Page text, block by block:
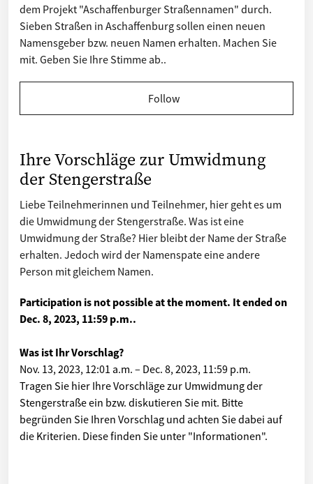
dem Projekt "Aschaffenburger Straßennamen" durch.
Sieben Straßen in Aschaffenburg sollen einen neuen
Namensgeber bzw. neuen Namen erhalten. Machen Sie
mit. Geben Sie Ihre Stimme ab..
Follow
Ihre Vorschläge zur Umwidmung
der Stengerstraße
Liebe Teilnehmerinnen und Teilnehmer, hier geht es um
die Umwidmung der Stengerstraße. Was ist eine
Umwidmung der Straße? Hier bleibt der Name der Straße
erhalten. Jedoch wird der Namenspate eine andere
Person mit gleichem Namen.
Participation is not possible at the moment. It ended on
Dec. 8, 2023, 11:59 p.m..
Was ist Ihr Vorschlag?
Nov. 13, 2023, 12:01 a.m. – Dec. 8, 2023, 11:59 p.m.
Tragen Sie hier Ihre Vorschläge zur Umwidmung der
Stengerstraße ein bzw. diskutieren Sie mit. Bitte
begründen Sie Ihren Vorschlag und achten Sie dabei auf
die Kriterien. Diese finden Sie unter "Informationen".